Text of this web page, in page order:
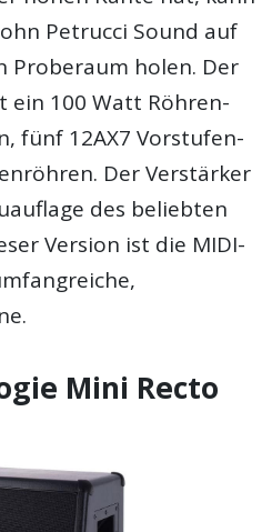
Petrucci Sound auf
Proberaum holen. Der
ein 100 Watt Röhren-
fünf 12AX7 Vorstufen-
Der Verstärker
des beliebten
Version ist die MIDI-
Mini Recto